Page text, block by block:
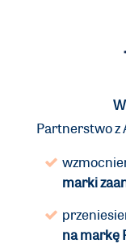
Partnerstwo z
marki
na markę